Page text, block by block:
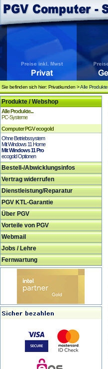
Sie befinden sich hier: Privatkunden >Alle Produkte
Produkte / Webshop
Alle Produkte...
PC-Systeme
Computer PGV ecogold
Ohne Betriebssystem
Mit Windows 11 Home
Mit Windows 11 Pro
ecogold Optionen
Bestell-/Abwicklungsinfos
Vertrag widerrufen
Dienstleistung/Reparatur
PGV KTL-Garantie
Über PGV
Vorteile von PGV
Webmail
Jobs / Lehre
Fernwartung